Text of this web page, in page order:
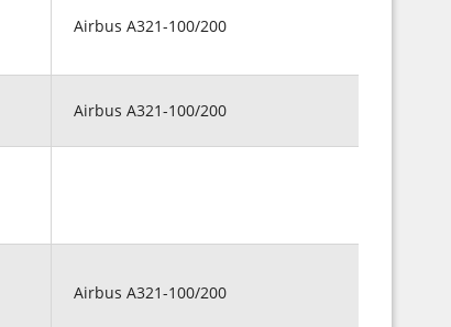
Airbus A321-100/200
Airbus A321-100/200
Airbus A321-100/200